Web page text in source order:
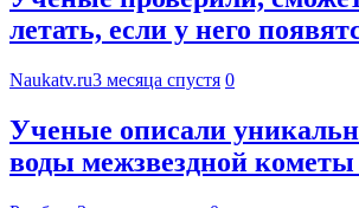
летать, если у него
Naukatv.ru3 месяца спустя 0
Ученые описали
воды межзвездной